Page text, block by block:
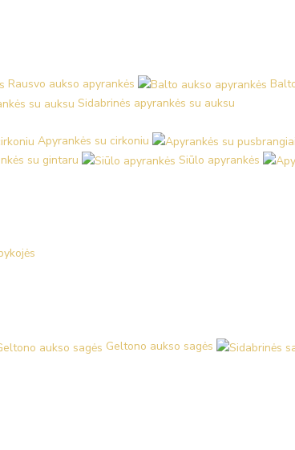
Rausvo aukso apyrankės
Sidabrinės apyrankės su auksu
Apyrankės su cirkoniu
su gintaru Siūlo apyrankės
Geltono aukso sagės